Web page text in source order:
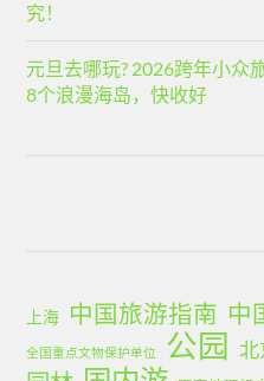
究！
元旦去哪玩? 2026跨年小众
8个浪漫海岛，快收好
上海 中国旅游指南 中
全国重点文物保护单位 公园 北